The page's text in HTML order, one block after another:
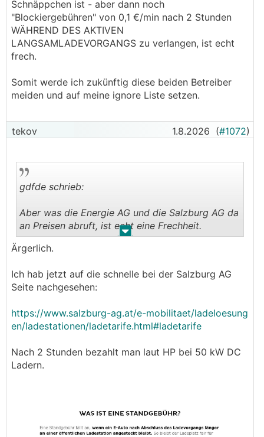
Schnäppchen ist - aber dann noch
"Blockiergebühren" von 0,1 €/min nach 2 Stunden
WÄHREND DES AKTIVEN
LANGSAMLADEVORGANGS zu verlangen, ist echt
frech.
Somit werde ich zukünftig diese beiden Betreiber
meiden und auf meine ignore Liste setzen.
tekov 1.8.2026 (#1072)
. .
gdfde schrieb:
Aber was die Energie AG und die Salzburg AG da
an Preisen abruft, ist echt eine Frechheit.
Ich habe an AC Stationen zu 0,45 €/kwh bzw.
Schnäppchen ist - aber dann noch
"Blockiergebühren" von 0,1 €/min nach 2 Stunden
LANGSAMLADEVORGANGS zu verlangen, ist
echt frech.
Somit werde ich zukünftig diese beiden Betreiber
meiden und auf meine ignore Liste setzen.
Ärgerlich.
Ich hab jetzt auf die schnelle bei der Salzburg AG
Seite nachgesehen:
https://www.salzburg-ag.at/e-mobilitaet/ladeloesung
en/ladestationen/ladetarife.html#ladetarife
Nach 2 Stunden bezahlt man laut HP bei 50 kW DC
Ladern.